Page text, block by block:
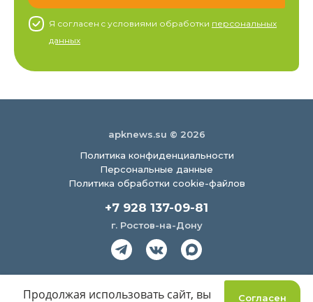
Я согласен c условиями обработки персональных
данных
apknews.su © 2026
Политика конфиденциальности
Персональные данные
Политика обработки cookie-файлов
+7 928 137-09-81
г. Ростов-на-Дону
Согласен
Продолжая использовать сайт, вы